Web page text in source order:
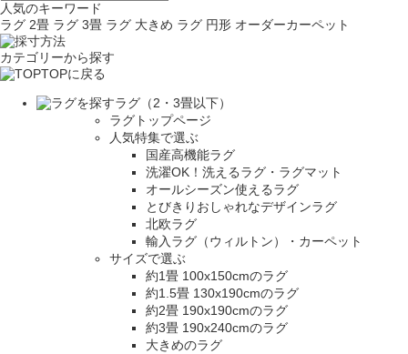
人気のキーワード
ラグ 2畳 ラグ 3畳 ラグ 大きめ ラグ 円形 オーダーカーペット
カテゴリーから探す
TOPに戻る
ラグ（2・3畳以下）
ラグトップページ
人気特集で選ぶ
国産高機能ラグ
洗濯OK！洗えるラグ・ラグマット
オールシーズン使えるラグ
とびきりおしゃれなデザインラグ
北欧ラグ
輸入ラグ（ウィルトン）・カーペット
サイズで選ぶ
約1畳 100x150cmのラグ
約1.5畳 130x190cmのラグ
約2畳 190x190cmのラグ
約3畳 190x240cmのラグ
大きめのラグ